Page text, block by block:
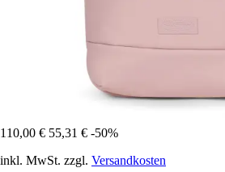
110,00 € 55,31 € -50%
inkl. MwSt. zzgl. Versandkosten